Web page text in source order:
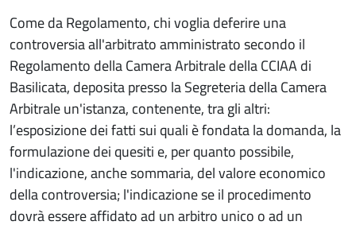
Come da Regolamento, chi voglia deferire una
controversia all'arbitrato amministrato secondo il
Regolamento della Camera Arbitrale della CCIAA di
Basilicata, deposita presso la Segreteria della Camera
Arbitrale un'istanza, contenente, tra gli altri:
l’esposizione dei fatti sui quali è fondata la domanda, la
formulazione dei quesiti e, per quanto possibile,
l'indicazione, anche sommaria, del valore economico
della controversia; l'indicazione se il procedimento
dovrà essere affidato ad un arbitro unico o ad un